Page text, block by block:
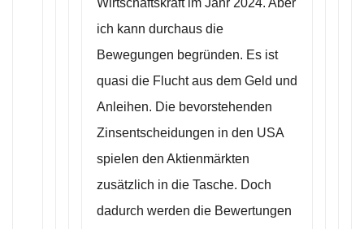
Wirtschaftskraft im Jahr 2024. Aber
ich kann durchaus die
Bewegungen begründen. Es ist
quasi die Flucht aus dem Geld und
Anleihen. Die bevorstehenden
Zinsentscheidungen in den USA
spielen den Aktienmärkten
zusätzlich in die Tasche. Doch
dadurch werden die Bewertungen